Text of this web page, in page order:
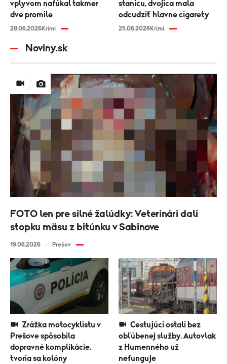
vplyvom nafúkal takmer
dve promile
28.06.2026Krimi
stanicu, dvojica mala
odcudziť hlavne cigarety
25.06.2026Krimi
Noviny.sk
Prešove spôsobila
dopravné komplikácie,
tvoria sa kolóny
obľúbenej služby. Autovlak
z Humenného už
nefunguje
FOTO len pre silné žalúdky: Veterinári dali
stopku mäsu z bitúnku v Sabinove
19.06.2026 Prešov